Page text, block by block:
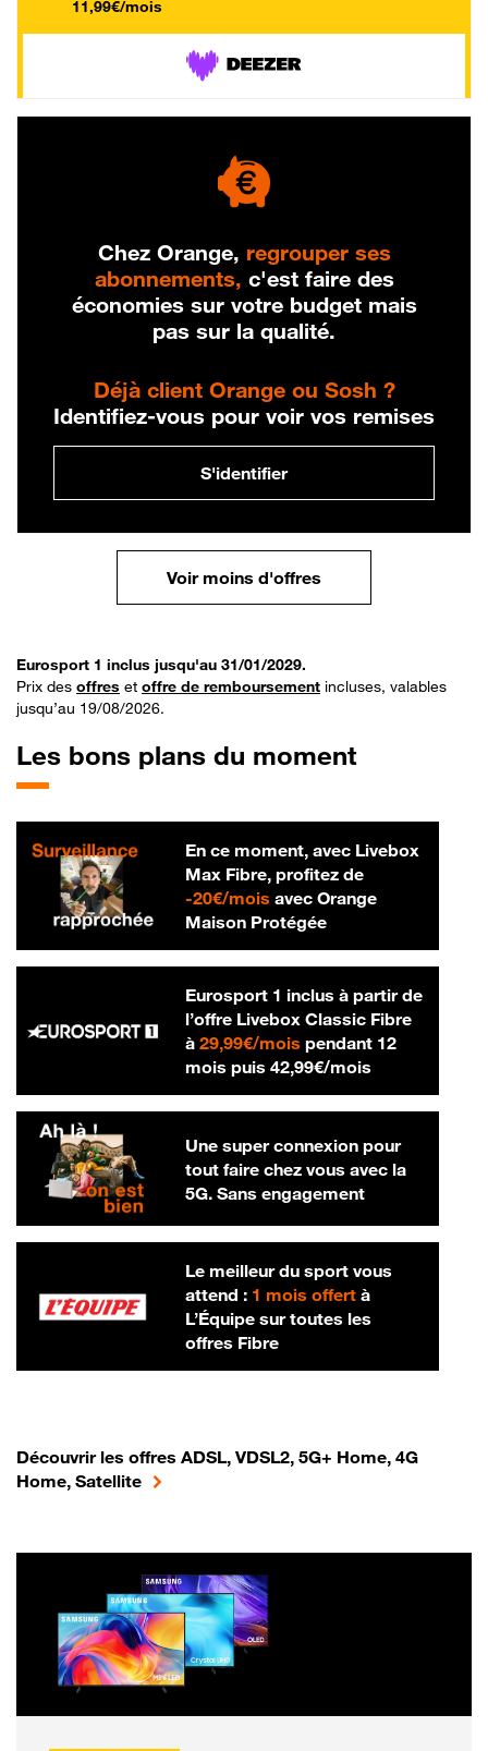
11,99€/mois
Chez Orange, regrouper ses
abonnements, c'est faire des
économies sur votre budget mais
pas sur la qualité.
Déjà client Orange ou Sosh ?
Identifiez-vous pour voir vos remises
S'identifier
Voir moins d'offres
Eurosport 1 inclus jusqu'au 31/01/2029.
Prix des offres et offre de remboursement incluses, valables
jusqu’au 19/08/2026.
Les bons plans du moment
En ce moment, avec Livebox
Max Fibre, profitez de
-20€/mois20 € par mois
avec Orange
Maison Protégée
Eurosport 1 inclus à partir de
l’offre Livebox Classic Fibre
à 29,99€/mois29,99 € par mois
pendant 12
mois puis 42,99€/mois42,99 € par
Une super connexion pour
tout faire chez vous avec la
5G. Sans engagement
Le meilleur du sport vous
attend : 1 mois offertà
L’Équipe sur toutes les
offres Fibre
Découvrir les offres ADSL, VDSL2, 5G+ Home, 4G
Home, Satellite